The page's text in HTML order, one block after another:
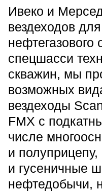
Ивеко и
вездеходов
спецшасси
скважин, мы
возможных
вездеходы
FMX с
числе
и
и гусеничные
нефтедобычи,